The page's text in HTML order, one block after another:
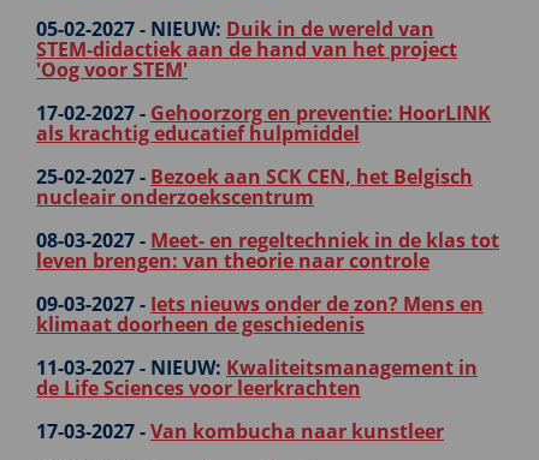
05-02-2027 - NIEUW: Duik in de wereld van
STEM‑didactiek aan de hand van het project
'Oog voor STEM'
17-02-2027 - Gehoorzorg en preventie: HoorLINK
als krachtig educatief hulpmiddel
25-02-2027 - Bezoek aan SCK CEN, het Belgisch
nucleair onderzoekscentrum
08-03-2027 - Meet- en regeltechniek in de klas tot
leven brengen: van theorie naar controle
09-03-2027 - Iets nieuws onder de zon? Mens en
klimaat doorheen de geschiedenis
11-03-2027 - NIEUW: Kwaliteitsmanagement in
de Life Sciences voor leerkrachten
17-03-2027 -Van kombucha naar kunstleer